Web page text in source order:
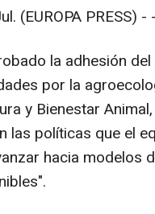
(EUROPA PRESS) - -
la adhesión
por la
y Bienestar
las políticas que el
hacia modelos